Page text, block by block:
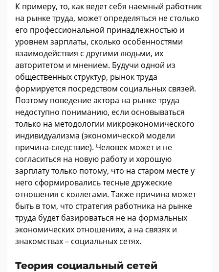
К примеру, то, как ведет себя наемный работник
на рынке труда, может определяться не столько
его профессиональной принадлежностью и
уровнем зарплаты, сколько особенностями
взаимодействия с другими людьми, их
авторитетом и мнением. Будучи одной из
общественных структур, рынок труда
формируется посредством социальных связей.
Поэтому поведение актора на рынке труда
недоступно пониманию, если основываться
только на методологии микроэкономического
индивидуализма (экономической модели
причина-следствие). Человек может и не
согласиться на новую работу и хорошую
зарплату только потому, что на старом месте у
него сформировались тесные дружеские
отношения с коллегами. Также причина может
быть в том, что стратегия работника на рынке
труда будет базироваться не на формальных
экономических отношениях, а на связях и
знакомствах – социальных сетях.
Теория социальный сетей